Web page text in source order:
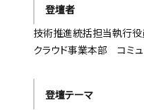
登壇者
技術推進統括担当執行
クラウド事業本部 コミ
登壇テーマ